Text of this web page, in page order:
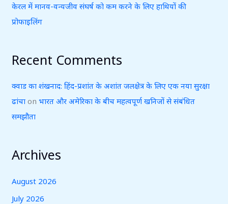
केरल में मानव-वन्यजीव संघर्ष को कम करने के लिए हाथियों की
प्रोफाइलिंग
Recent Comments
क्वाड का शंखनाद: हिंद-प्रशांत के अशांत जलक्षेत्र के लिए एक नया सुरक्षा
ढांचा onभारत और अमेरिका के बीच महत्वपूर्ण खनिजों से संबंधित
समझौता
Archives
August 2026
July 2026